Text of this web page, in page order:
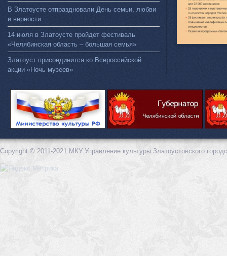
В Златоусте отпраздновали День семьи, любви
и верности
14 июля в Златоусте пройдет фестиваль
«Челябинская область – большая семья»
Златоуст присоединится ко Всероссийской
акции «Ночь музеев»
Copyright © 2011-2021 МКУ Управление культуры Златоустовского